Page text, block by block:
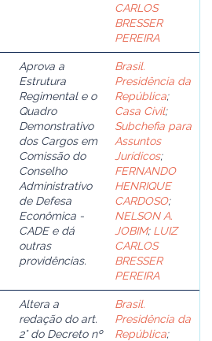
CARLOS
BRESSER
PEREIRA
Aprova a
Estrutura
Regimental e o
Quadro
Demonstrativo
dos Cargos em
Comissão do
Conselho
Administrativo
de Defesa
Econômica -
CADE e dá
outras
providências.
Brasil.
Presidência da
República;
Casa Civil;
Subchefia para
Assuntos
Jurídicos;
FERNANDO
HENRIQUE
CARDOSO;
NELSON A.
JOBIM; LUIZ
CARLOS
BRESSER
PEREIRA
Altera a
redação do art.
2° do Decreto nº
Brasil.
Presidência da
República;